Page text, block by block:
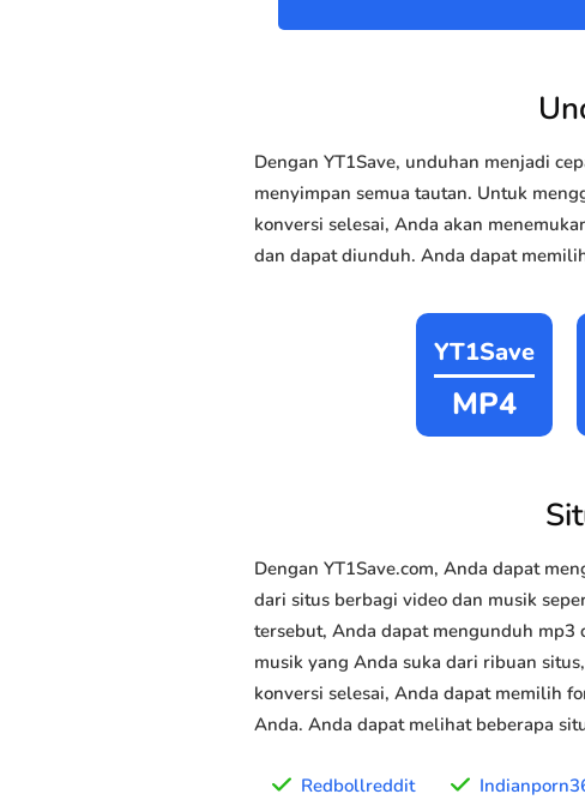
Dengan YT1Save, unduhan menjadi
menyimpan semua tautan. Untuk
konversi selesai, Anda akan
dan dapat diunduh. Anda dapat
YT1Save
MP4
Dengan YT1Save.com, Anda dapat
dari situs berbagi video dan musik
tersebut, Anda dapat mengunduh mp3
musik yang Anda suka dari ribuan
konversi selesai, Anda dapat memilih
Anda. Anda dapat melihat beberapa
Redbollreddit